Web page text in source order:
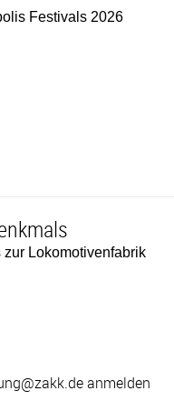
Festivals 2026
Lokomotivenfabrik
anmelden